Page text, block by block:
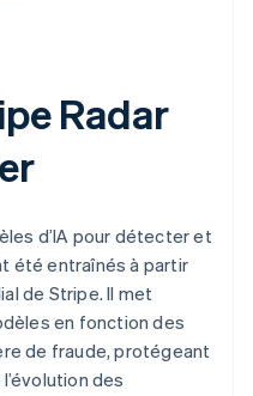
Radar
d’IA pour détecter et
été entraînés à partir
de Stripe. Il met
en fonction des
de fraude, protégeant
des